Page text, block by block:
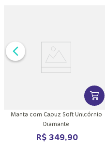
INFORMAÇÕES DO VER
Manta com Capuz Soft Unicórnio
Diamante
R$ 349,90